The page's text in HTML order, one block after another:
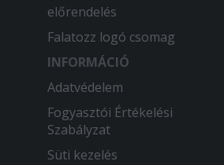
előrendelés
Falatozz logó csomag
INFORMÁCIÓ
Adatvédelem
Fogyasztói Értékelési
Szabályzat
Süti kezelés